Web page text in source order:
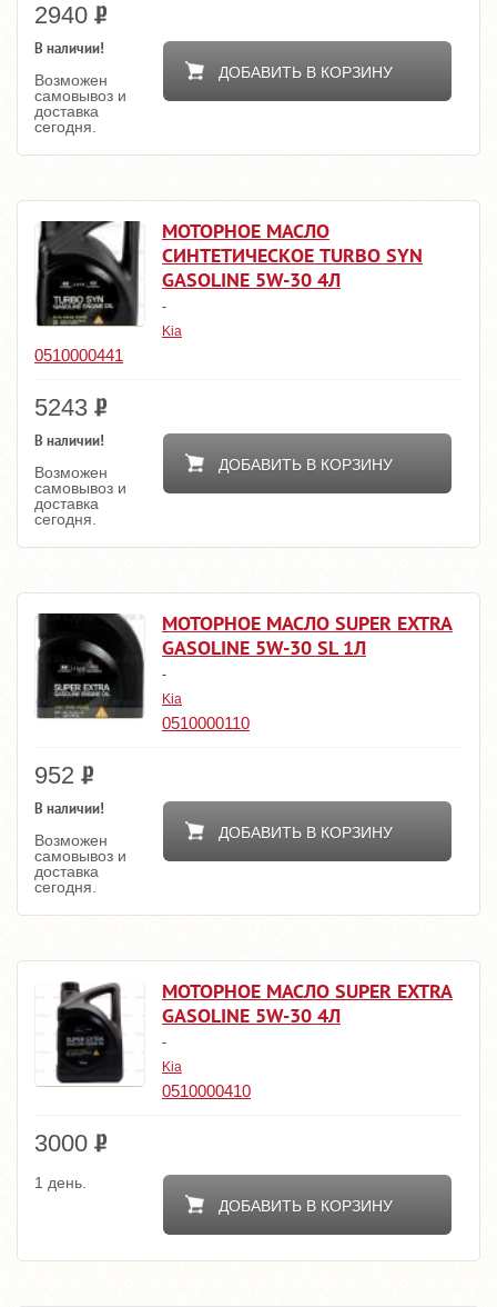
2940
ДОБАВИТЬ В КОРЗИНУ
В наличии!
Возможен
самовывоз и
доставка
сегодня.
МОТОРНОЕ МАСЛО
СИНТЕТИЧЕСКОЕ TURBO SYN
GASOLINE 5W-30 4Л
-
Kia
0510000441
5243
ДОБАВИТЬ В КОРЗИНУ
В наличии!
Возможен
самовывоз и
доставка
сегодня.
МОТОРНОЕ МАСЛО SUPER EXTRA
GASOLINE 5W-30 SL 1Л
-
Kia
0510000110
952
ДОБАВИТЬ В КОРЗИНУ
В наличии!
Возможен
самовывоз и
доставка
сегодня.
МОТОРНОЕ МАСЛО SUPER EXTRA
GASOLINE 5W-30 4Л
-
Kia
0510000410
3000
ДОБАВИТЬ В КОРЗИНУ
1 день.